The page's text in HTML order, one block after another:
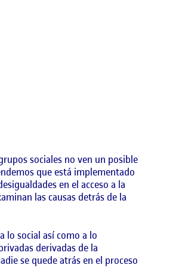
sociales no ven un posible
que está implementado
en el acceso a la
las causas detrás de la
lo social así como a lo
derivadas de la
se quede atrás en el proceso